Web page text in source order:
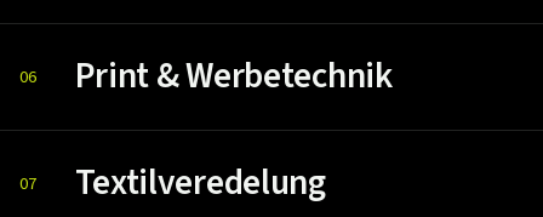
06 Print & Werbetechnik
07 Textilveredelung